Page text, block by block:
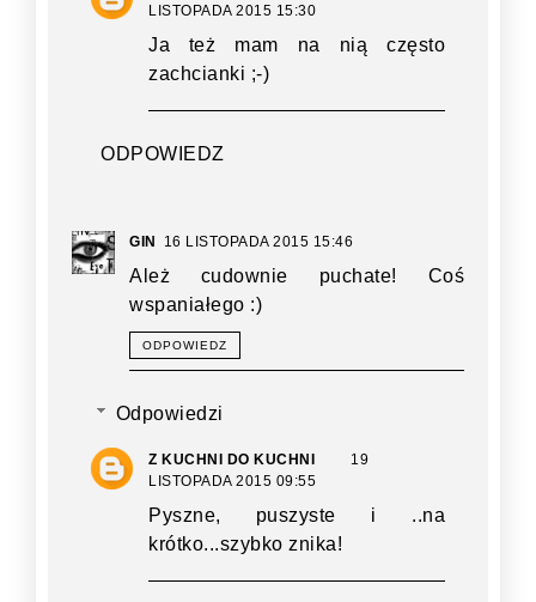
LISTOPADA 2015 15:30
Ja też mam na nią często
zachcianki ;-)
ODPOWIEDZ
GIN 16 LISTOPADA 2015 15:46
Ależ cudownie puchate! Coś
wspaniałego :)
ODPOWIEDZ
Odpowiedzi
Z KUCHNI DO KUCHNI
19
LISTOPADA 2015 09:55
Pyszne, puszyste i ..na
krótko...szybko znika!